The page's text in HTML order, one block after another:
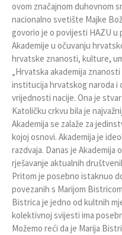
ovom značajnom duhovnom
nacionalno svetište Majke
govorio je o povijesti HAZU
Akademije u očuvanju
hrvatske znanosti, kulture,
„Hrvatska akademija
institucija hrvatskog naroda i
vrijednosti nacije. Ona je
Katoličku crkvu bila je
Akademija se zalaže za
kojoj osnovi. Akademija je
razdvaja. Danas je
rješavanje aktualnih
Pritom je posebno istaknuo
povezanih s Marijom
Bistrica je jedno od kultnih
kolektivnoj svijesti ima
Možemo reći da je Marija